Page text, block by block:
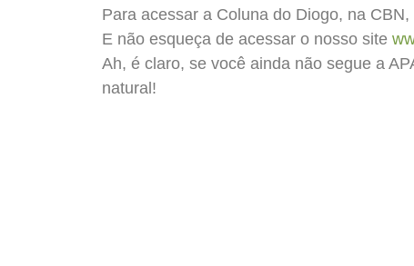
Para acessar a Coluna do Diogo, na
E não esqueça de acessar o nosso site
Ah, é claro, se você ainda não segue a
natural!